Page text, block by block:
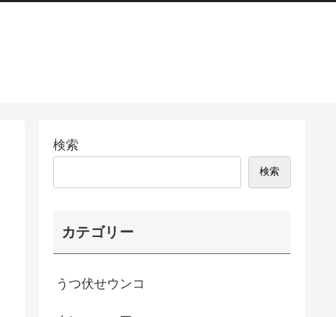
検索
検索
カテゴリー
うつ伏せウンコ